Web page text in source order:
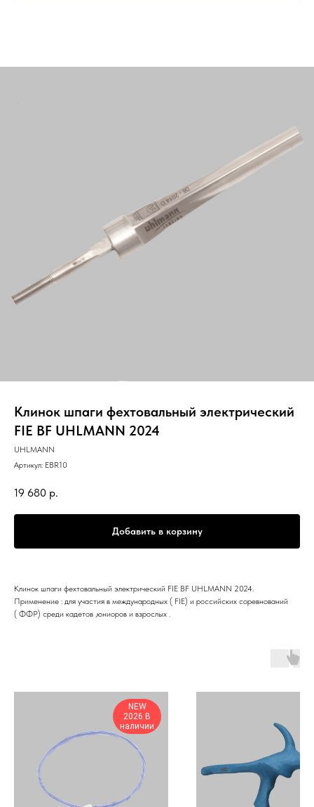
Клинок шпаги фехтовальный электрический
FIE BF UHLMANN 2024
UHLMANN
Артикул: EBR10
19 680 р.
Добавить в корзину
Клинок шпаги фехтовальный электрический FIE BF UHLMANN 2024.
Применение : для участия в международных ( FIE) и российских соревнований
( ФФР) среди кадетов ,юниоров и взрослых .
NEW
2026 В
наличии